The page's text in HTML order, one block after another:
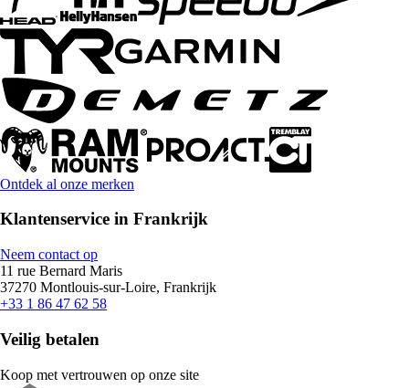
Ontdek al onze merken
Klantenservice in Frankrijk
Neem contact op
11 rue Bernard Maris
37270 Montlouis-sur-Loire, Frankrijk
+33 1 86 47 62 58
Veilig betalen
Koop met vertrouwen op onze site